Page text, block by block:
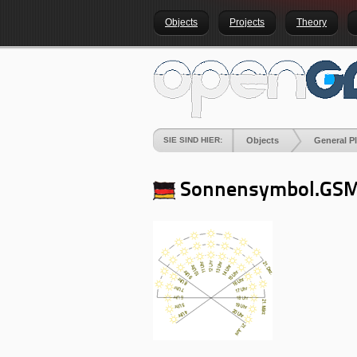
Objects Projects Theory
SIE SIND HIER: Objects General